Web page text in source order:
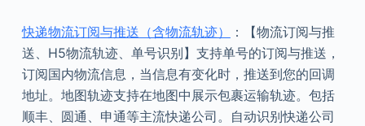
快递物流订阅与推送（含物流轨迹）
：【物流订阅与推
送、H5物流轨迹、单号识别】支持单号的订阅与推送，
订阅国内物流信息，当信息有变化时，推送到您的回调
地址。地图轨迹支持在地图中展示包裹运输轨迹。包括
顺丰、圆通、申通等主流快递公司。自动识别快递公司